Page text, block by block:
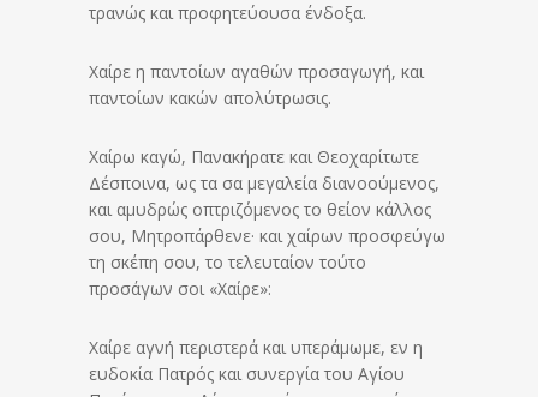
τρανώς και προφητεύουσα ένδοξα.
Χαίρε η παντοίων αγαθών προσαγωγή, και
παντοίων κακών απολύτρωσις.
Χαίρω καγώ, Πανακήρατε και Θεοχαρίτωτε
Δέσποινα, ως τα σα μεγαλεία διανοούμενος,
και αμυδρώς οπτριζόμενος το θείον κάλλος
σου, Μητροπάρθενε· και χαίρων προσφεύγω
τη σκέπη σου, το τελευταίον τούτο
προσάγων σοι «Χαίρε»:
Χαίρε αγνή περιστερά και υπεράμωμε, εν η
ευδοκία Πατρός και συνεργία του Αγίου